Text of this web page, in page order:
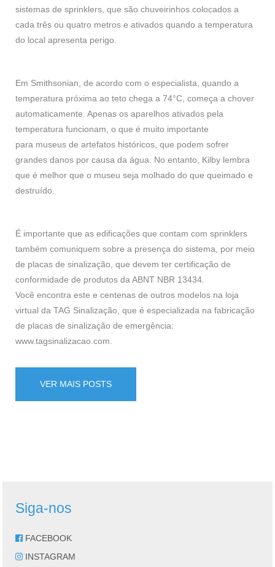
sistemas de sprinklers, que são chuveirinhos colocados a
cada três ou quatro metros e ativados quando a temperatura
do local apresenta perigo.
Em Smithsonian, de acordo com o especialista, quando a
temperatura próxima ao teto chega a 74°C, começa a chover
automaticamente. Apenas os aparelhos ativados pela
temperatura funcionam, o que é muito importante
para museus de artefatos históricos, que podem sofrer
grandes danos por causa da água. No entanto, Kilby lembra
que é melhor que o museu seja molhado do que queimado e
destruído.
É importante que as edificações que contam com sprinklers
também comuniquem sobre a presença do sistema, por meio
de placas de sinalização, que devem ter certificação de
conformidade de produtos da ABNT NBR 13434.
Você encontra este e centenas de outros modelos na loja
virtual da TAG Sinalização, que é especializada na fabricação
de placas de sinalização de emergência:
www.tagsinalizacao.com.
VER MAIS POSTS
Siga-nos
FACEBOOK
INSTAGRAM